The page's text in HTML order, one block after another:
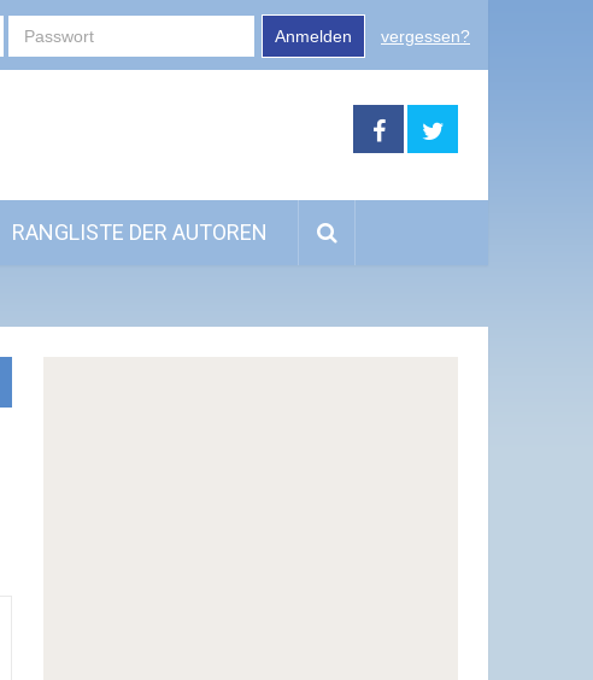
Anmelden vergessen?
RANGLISTE DER AUTOREN